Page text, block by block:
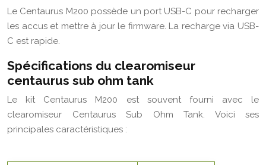
Le Centaurus M200 possède un port USB-C pour recharger
les accus et mettre à jour le firmware. La recharge via USB-
C est rapide.
Spécifications du clearomiseur
centaurus sub ohm tank
Le kit Centaurus M200 est souvent fourni avec le
clearomiseur Centaurus Sub Ohm Tank. Voici ses
principales caractéristiques :